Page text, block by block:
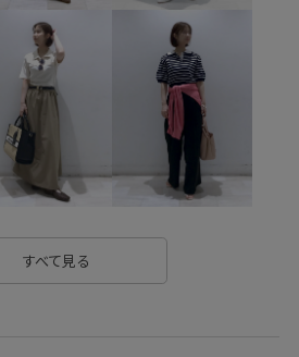
スト切り替え カジュアル
リエーション豊富 クッション
コーディネートのアクセント
シンプル シンプルなトップス
ップ スッキリ ストレスフリー
スポーティ
すべて見る